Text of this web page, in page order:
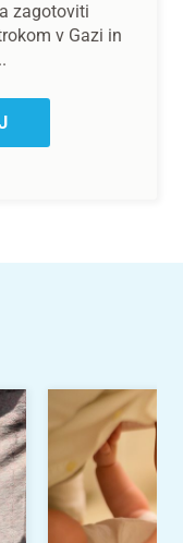
zagotoviti
v Gazi in